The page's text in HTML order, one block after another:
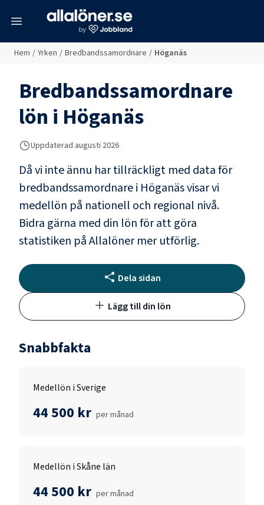
Hem / Yrken / Bredbandssamordnare / Höganäs
Bredbandssamordnare
lön i Höganäs
Uppdaterad augusti 2026
Då vi inte ännu har tillräckligt med data för
bredbandssamordnarei Höganäsvisar vi
medellön på nationell och regional nivå.
Bidra gärna med din lön för att göra
statistiken på Allalöner mer utförlig.
Dela sidan
Lägg till din lön
Snabbfakta
Medellön i Sverige
44 500 kr per månad
Medellön i Skåne län
44 500 kr per månad